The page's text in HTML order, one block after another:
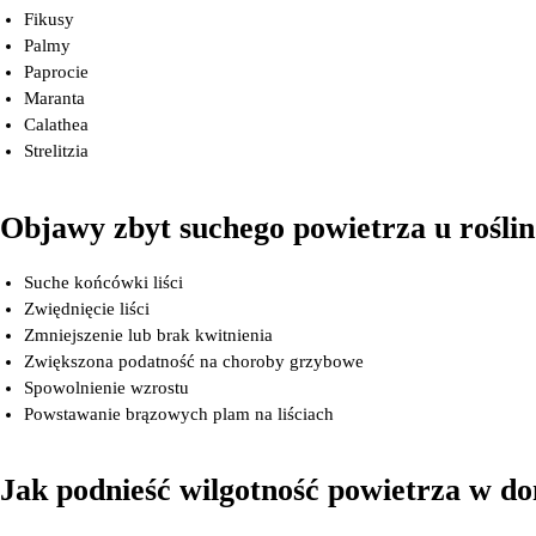
Fikusy
Palmy
Paprocie
Maranta
Calathea
Strelitzia
Objawy zbyt suchego powietrza u
Suche końcówki liści
Zwiędnięcie liści
Zmniejszenie lub brak kwitnienia
Zwiększona podatność na choroby grzybowe
Spowolnienie wzrostu
Powstawanie brązowych plam na liściach
Jak podnieść wilgotność powietrza w